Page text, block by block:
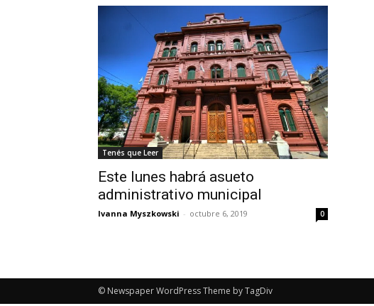
Tenés que Leer
Este lunes habrá asueto
administrativo municipal
Ivanna Myszkowski - octubre 6, 2019 0
© Newspaper WordPress Theme by TagDiv